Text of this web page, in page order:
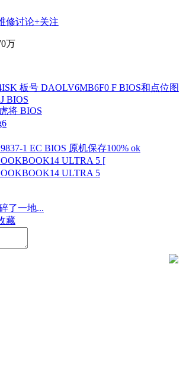
修讨论+关注
万
板号 DAOLV6MB6F0 F BIOS和点位图
BIOS
将 BIOS
1 EC BIOS 原机保存100% ok
ULTRA 5 [
ULTRA 5
了一地...
藏